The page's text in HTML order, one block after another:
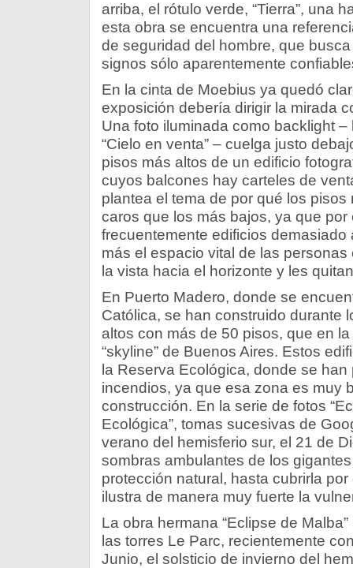
arriba, el rótulo verde, “Tierra”, una
esta obra se encuentra una
de seguridad del hombre, que
signos sólo aparentemente
En la cinta de Moebius ya quedó
exposición debería dirigir la mirada
Una foto iluminada como backlight
“Cielo en venta” – cuelga justo
pisos más altos de un edificio
cuyos balcones hay carteles de
plantea el tema de por qué los
caros que los más bajos, ya que
frecuentemente edificios demasiado
más el espacio vital de las
la vista hacia el horizonte y les
En Puerto Madero, donde se
Católica, se han construido durante
altos con más de 50 pisos, que en
“skyline” de Buenos Aires. Estos
la Reserva Ecológica, donde se
incendios, ya que esa zona es muy
construcción. En la serie de fotos
Ecológica”, tomas sucesivas de
verano del hemisferio sur, el 21 de
sombras ambulantes de los
protección natural, hasta cubrirla
ilustra de manera muy fuerte la
La obra hermana “Eclipse de
las torres Le Parc, recientemente
Junio, el solsticio de invierno del